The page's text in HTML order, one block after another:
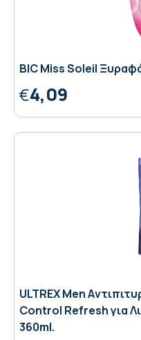
BIC Miss Soleil
€4,09
ULTREX Men
Control Refresh για
360ml.